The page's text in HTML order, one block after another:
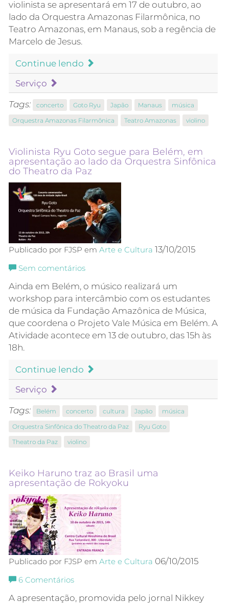
violinista se apresentará em 17 de outubro, ao
lado da Orquestra Amazonas Filarmônica, no
Teatro Amazonas, em Manaus, sob a regência de
Marcelo de Jesus.
Continue lendo
Serviço
Tags: concerto Goto Ryu Japão Manaus
música
Orquestra Amazonas Filarmônica
Teatro Amazonas violino
Violinista Ryu Goto segue para Belém, em
apresentação ao lado da Orquestra Sinfônica
do Theatro da Paz
Publicado por FJSP em Arte e Cultura 13/10/2015
Sem comentários
Ainda em Belém, o músico realizará um
workshop para intercâmbio com os estudantes
de música da Fundação Amazônica de Música,
que coordena o Projeto Vale Música em Belém. A
Atividade acontece em 13 de outubro, das 15h às
18h.
Continue lendo
Serviço
Tags: Belém concerto cultura Japão
música
Orquestra Sinfônica do Theatro da Paz
Ryu Goto
Theatro da Paz
violino
Keiko Haruno traz ao Brasil uma
apresentação de Rokyoku
Publicado por FJSP em Arte e Cultura 06/10/2015
6 Comentários
A apresentação, promovida pelo jornal Nikkey